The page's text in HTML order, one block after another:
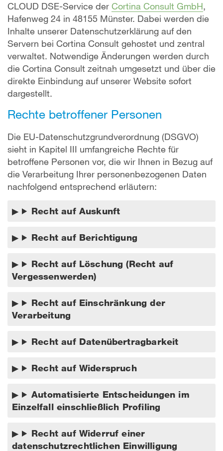
CLOUD DSE-Service der Cortina Consult GmbH,
Hafenweg 24 in 48155 Münster. Dabei werden die
Inhalte unserer Datenschutzerklärung auf den
Servern bei Cortina Consult gehostet und zentral
verwaltet. Notwendige Änderungen werden durch
die Cortina Consult zeitnah umgesetzt und über die
direkte Einbindung auf unserer Website sofort
dargestellt.
Rechte betroffener Personen
Die EU-Datenschutzgrundverordnung (DSGVO)
sieht in Kapitel III umfangreiche Rechte für
betroffene Personen vor, die wir Ihnen in Bezug auf
die Verarbeitung Ihrer personenbezogenen Daten
nachfolgend entsprechend erläutern:
Recht auf Auskunft
Recht auf Berichtigung
Recht auf Löschung (Recht auf
Vergessenwerden)
Recht auf Einschränkung der
Verarbeitung
Recht auf Datenübertragbarkeit
Recht auf Widerspruch
Automatisierte Entscheidungen im
Einzelfall einschließlich Profiling
Recht auf Widerruf einer
datenschutzrechtlichen Einwilligung